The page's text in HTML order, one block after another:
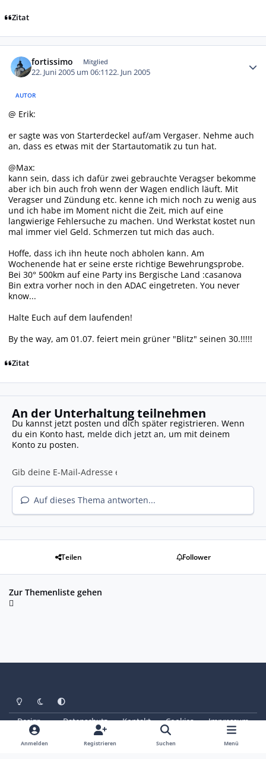
Zitat
fortissimo Mitglied
22. Juni 2005 um 06:1122. Jun 2005
AUTOR
@ Erik:
er sagte was von Starterdeckel auf/am Vergaser. Nehme auch
an, dass es etwas mit der Startautomatik zu tun hat.
@Max:
kann sein, dass ich dafür zwei gebrauchte Veragser bekomme
aber ich bin auch froh wenn der Wagen endlich läuft. Mit
Veragser und Zündung etc. kenne ich mich noch zu wenig aus
und ich habe im Moment nicht die Zeit, mich auf eine
langwierige Fehlersuche zu machen. Und Werkstat kostet nun
mal immer viel Geld. Schmerzen tut mich das auch.
Hoffe, dass ich ihn heute noch abholen kann. Am
Wochenende hat er seine erste richtige Bewehrungsprobe.
Bei 30° 500km auf eine Party ins Bergische Land :casanova
Bin extra vorher noch in den ADAC eingetreten. You never
know...
Halte Euch auf dem laufenden!
By the way, am 01.07. feiert mein grüner "Blitz" seinen 30.!!!!!
Zitat
An der Unterhaltung teilnehmen
Du kannst jetzt posten und dich später registrieren. Wenn
du ein Konto hast, melde dich jetzt an, um mit deinem
Konto zu posten.
Auf dieses Thema antworten...
Teilen Follower
Zur Themenliste gehen
Heller ModusDunkler Modus
Systemeinstellung
Design Datenschutz Kontakt Cookies
Impressum
© Copyright 2025 - SAABoteure e. V.
Powered by Invision Community
Anmelden Registrieren Suchen Menü